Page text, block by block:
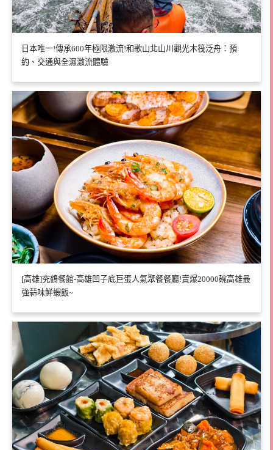
日本唯一!傳承600年極限激流!和歌山北山川觀光木筏泛舟：預
約、交通與全濕激流體驗
[高雄]究鶴餐館-高雄凹子底巨蛋人氣聚餐餐廳!賣爆20000碗高雄最
強蒜味鮮蝦飯~